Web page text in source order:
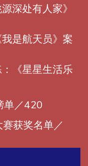
深处有人家》
是航天员》案
《星星生活乐
单／420
获奖名单／